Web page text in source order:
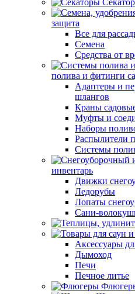
защита
Все для
Семена
Средства от
полива и фитинги
Адаптеры и
шлангов
Краны
Муфты и
Наборы
Распылители
Системы
инвентарь
Движки
Ледорубы
Лопаты
Сани-
Аксессуары
Дымоход
Печи
Печное литье